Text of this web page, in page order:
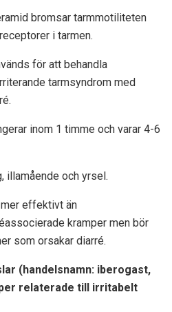
bromsar tarmmotiliteten
i tarmen.
för att behandla
tarmsyndrom med
inom 1 timme och varar 4-6
illamående och yrsel.
effektivt än
kramper men bör
som orsakar diarré.
(handelsnamn: iberogast,
relaterade till irritabelt